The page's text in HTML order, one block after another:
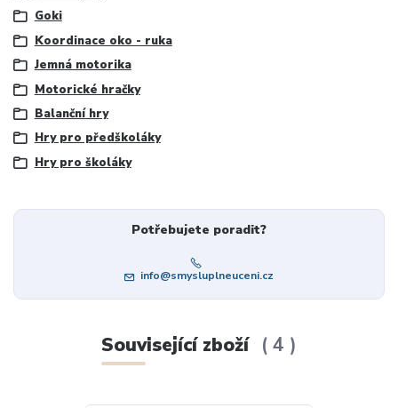
Goki
Koordinace oko - ruka
Jemná motorika
Motorické hračky
Balanční hry
Hry pro předškoláky
Hry pro školáky
Potřebujete poradit?
info@smysluplneuceni.cz
Související zboží 4